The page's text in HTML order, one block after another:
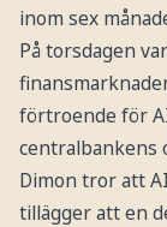
inom sex
På torsdagen
förtroende för
centralbankens
Dimon tror att
tillägger att en